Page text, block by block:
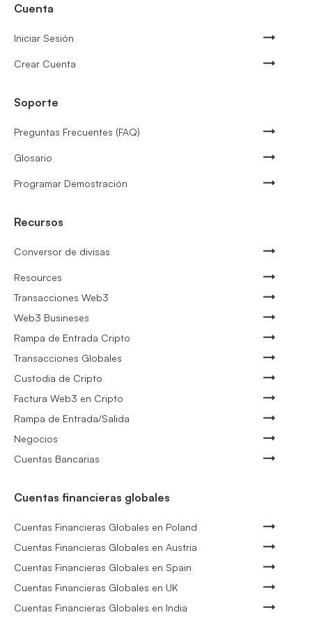
Cuenta
Iniciar Sesión
Crear Cuenta
Soporte
Preguntas Frecuentes (FAQ)
Glosario
Programar Demostración
Recursos
Conversor de divisas
Resources
Transacciones Web3
Web3 Busineses
Rampa de Entrada Cripto
Transacciones Globales
Custodia de Cripto
Factura Web3 en Cripto
Rampa de Entrada/Salida
Negocios
Cuentas Bancarias
Cuentas financieras globales
Cuentas Financieras Globales en Poland
Cuentas Financieras Globales en Austria
Cuentas Financieras Globales en Spain
Cuentas Financieras Globales en UK
Cuentas Financieras Globales en India